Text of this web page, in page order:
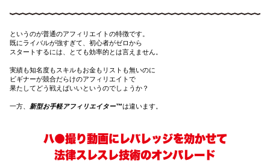
というのが普通のアフィリエイトの特徴です。
既にライバルが強すぎて、初心者がゼロから
スタートするには、とても効率的とは言えません。
実績も知名度もスキルもお金もリストも無いのに
ビギナーが競合だらけのアフィリエイトで
果たしてどう戦えばいいというのでしょうか？
一方、 新型お手軽アフィリエイター™は違います。
ハ●撮り動画にレバレッジを効かせて
法律スレスレ技術のオンパレード